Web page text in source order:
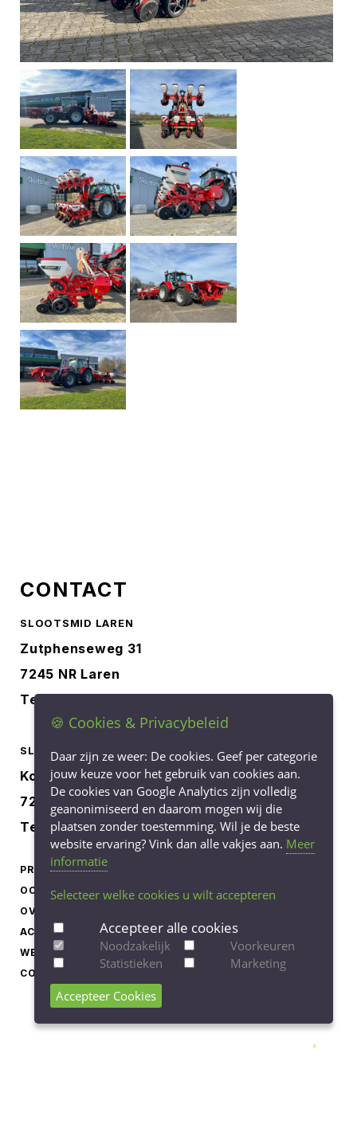
CONTACT
SLOOTSMID LAREN
Zutphenseweg 31
7245 NR Laren
Tel.
SLOOTSMID BORCULO
Korenbree 40a
7271 LH Borculo
Tel. 0545-745040
PRODUCTEN
OCCASIONS
OVER ONS
ACTUEEL
WERKEN BIJ
CONTACT
PRIVACY STATEMENT
COOKIE-INSTELLINGEN
AANPASSEN
🍪 Cookies & Privacybeleid
Daar zijn ze weer: De cookies. Geef per categorie
jouw keuze voor het gebruik van cookies aan.
De cookies van Google Analytics zijn volledig
geanonimiseerd en daarom mogen wij die
plaatsen zonder toestemming. Wil je de beste
website ervaring? Vink dan alle vakjes aan. Meer
informatie
Selecteer welke cookies u wilt accepteren
Accepteer alle cookies
Noodzakelijk
Voorkeuren
Statistieken
Marketing
Accepteer Cookies